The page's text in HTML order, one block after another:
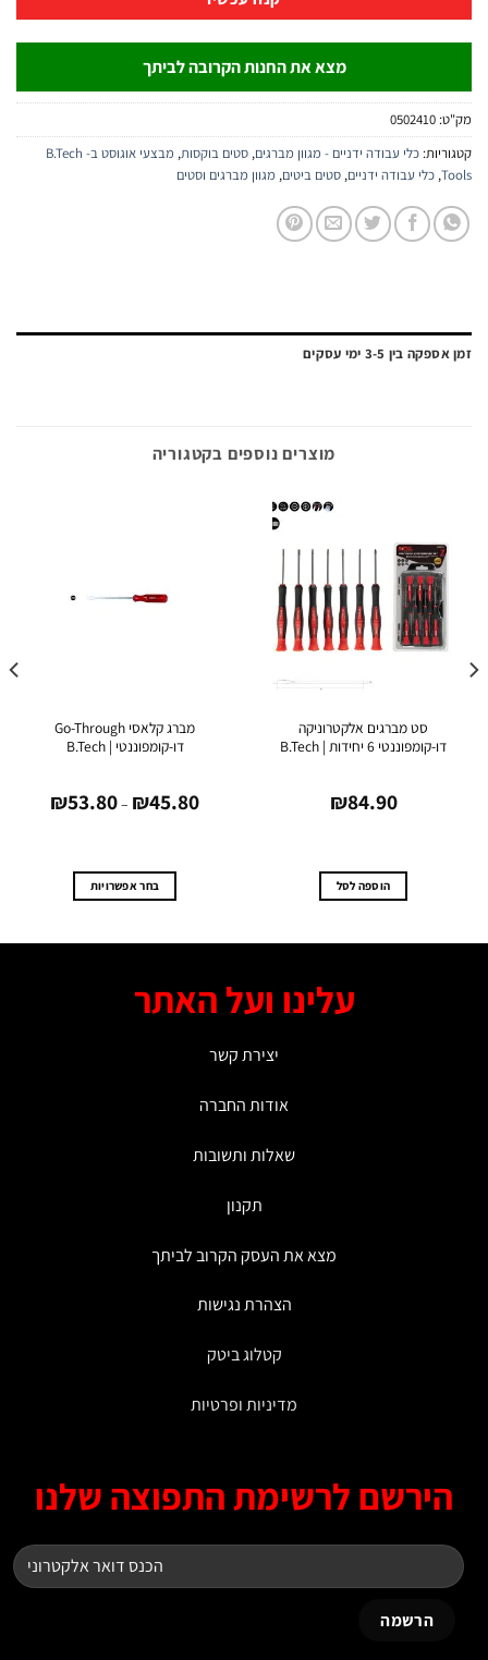
מצא את החנות הקרובה לביתך
0502410
כלי עבודה ידניים - מגוון מברגים ,סטים בוקסות ,
מבצעי אוגוסט ב- B.Tech
כלי עבודה ידניים,סטים ביטים,מגוון מברגים וסטים
בין 3-5 ימי עסקים
מוצרים נוספים בקטגוריה
סט מברגים אלקטרוניקה
דו-קומפוננטי 6 יחידות | B.Tech
₪84.90
הוספה לסל
מברג קלאסי Go-Through
דו-קומפוננטי | B.Tech
₪45.80
–
₪53.80 מחירים:
בחר אפשרויות
סוגים. עלינו ועל האתר
יצירת קשר
אודות החברה
שאלות ותשובות
מצא את העסק הקרוב לביתך
הצהרת נגישות
קטלוג ביטק
מדיניות ופרטיות
לרשימת התפוצה שלנו